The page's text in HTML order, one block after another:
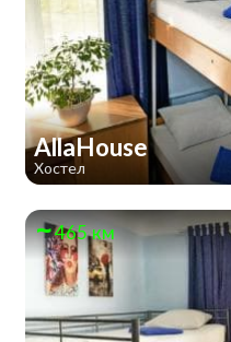
AllaHouse
Хостел
465 км